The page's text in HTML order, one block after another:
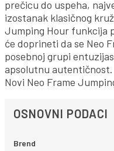
prečicu do uspeha,
izostanak klasičnog
Jumping Hour funkcija
će doprineti da se Neo
posebnoj grupi
apsolutnu autentičnost.
Novi Neo Frame
OSNOVNI PODACI
Brend